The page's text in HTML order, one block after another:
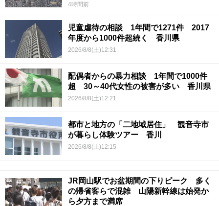
4時間前
児童虐待の相談 1年間で1271件 2017
年度から1000件超続く 香川県
2026/8/8(土)12:31
配偶者からの暴力相談 1年間で1000件
超 30～40代女性の被害が多い 香川県
2026/8/8(土)12:21
都市と地方の「二地域居住」 観音寺市
が暮らし体験ツアー 香川
2026/8/8(土)12:15
JR岡山駅でお盆期間の下りピーク 多く
の帰省客らで混雑 山陽新幹線は始発か
ら夕方まで満席